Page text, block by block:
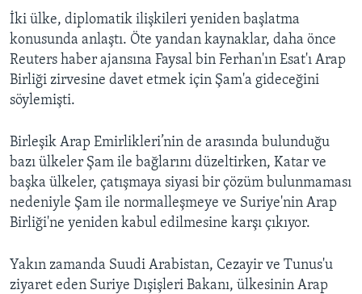
İki ülke, diplomatik ilişkileri yeniden başlatma
konusunda anlaştı. Öte yandan kaynaklar, daha önce
Reuters haber ajansına Faysal bin Ferhan'ın Esat'ı Arap
Birliği zirvesine davet etmek için Şam'a gideceğini
söylemişti.
Birleşik Arap Emirlikleri’nin de arasında bulunduğu
bazı ülkeler Şam ile bağlarını düzeltirken, Katar ve
başka ülkeler, çatışmaya siyasi bir çözüm bulunmaması
nedeniyle Şam ile normalleşmeye ve Suriye'nin Arap
Birliği'ne yeniden kabul edilmesine karşı çıkıyor.
Yakın zamanda Suudi Arabistan, Cezayir ve Tunus'u
ziyaret eden Suriye Dışişleri Bakanı, ülkesinin Arap